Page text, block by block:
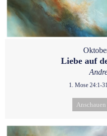
Liebe auf
1. Mose 24:1-
Anschauen